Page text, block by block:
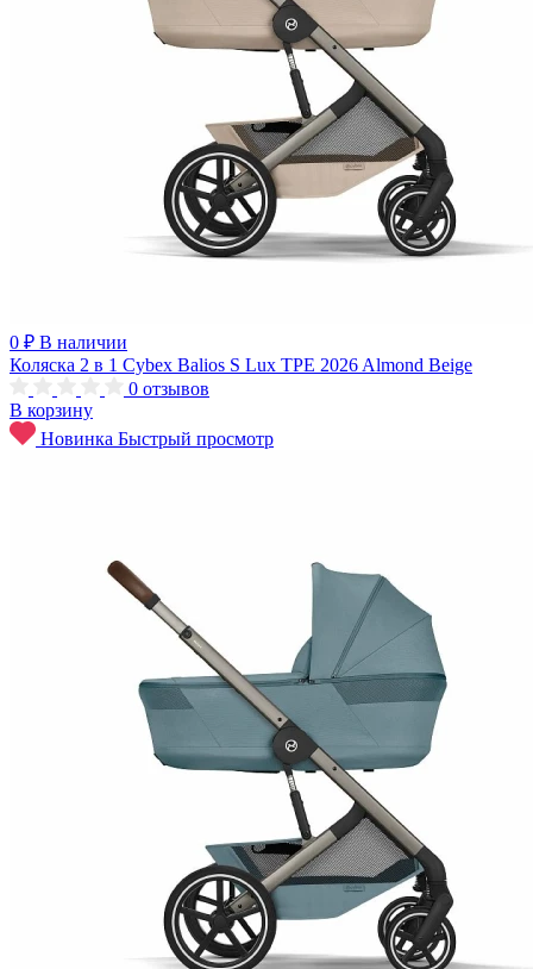
0 ₽ В наличии
Коляска 2 в 1 Cybex Balios S Lux TPE 2026 Almond Beige
0 отзывов
В корзину
Новинка Быстрый просмотр